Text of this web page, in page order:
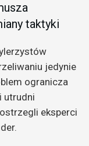
taktyki
jedynie
ogranicza
utrudni
eksperci